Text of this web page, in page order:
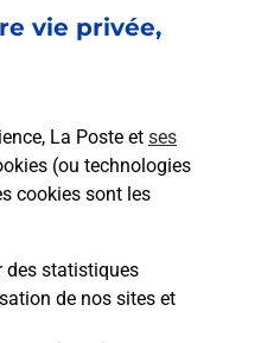
vie privée,
La Poste et ses
(ou technologies
cookies sont les
des statistiques
de nos sites et
point de contact
posées
Poste Mobile ?